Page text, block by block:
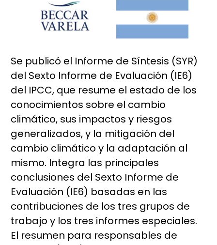
Se publicó el Informe de Síntesis (SYR)
del Sexto Informe de Evaluación (IE6)
del IPCC, que resume el estado de los
conocimientos sobre el cambio
climático, sus impactos y riesgos
generalizados, y la mitigación del
cambio climático y la adaptación al
mismo. Integra las principales
conclusiones del Sexto Informe de
Evaluación (IE6) basadas en las
contribuciones de los tres grupos de
trabajo y los tres informes especiales.
El resumen para responsables de